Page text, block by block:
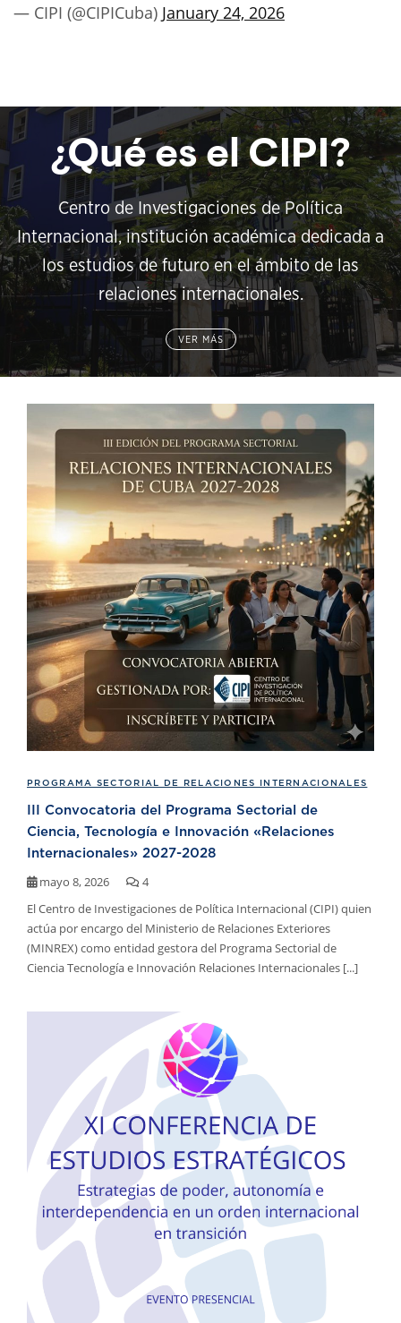
— CIPI (@CIPICuba) January 24, 2026
¿Qué es el CIPI?
Centro de Investigaciones de Política
Internacional, institución académica dedicada a
los estudios de futuro en el ámbito de las
relaciones internacionales.
VER MÁS
PROGRAMA SECTORIAL DE RELACIONES INTERNACIONALES
III Convocatoria del Programa Sectorial de
Ciencia, Tecnología e Innovación «Relaciones
Internacionales» 2027-2028
mayo 8, 2026
4
El Centro de Investigaciones de Política Internacional (CIPI) quien
actúa por encargo del Ministerio de Relaciones Exteriores
(MINREX) como entidad gestora del Programa Sectorial de
Ciencia Tecnología e Innovación Relaciones Internacionales [...]